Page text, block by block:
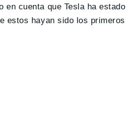
en cuenta que Tesla ha estado
estos hayan sido los primeros